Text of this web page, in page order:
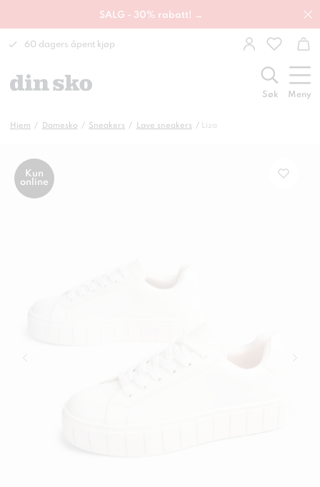
SALG - 30% rabatt! →
60 dagers åpent kjøp
Søk Meny
Hjem Damesko Sneakers Lave sneakers Liza
Kun
online